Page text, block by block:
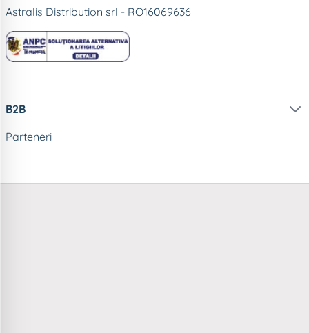
Astralis Distribution srl - RO16069636
B2B
Parteneri